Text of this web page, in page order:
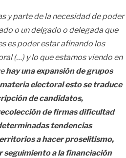
y parte de la necesidad de poder
o un delgado o delegada que
es poder estar afinando los
(…) y lo que estamos viendo en
hay una expansión de grupos
electoral esto se traduce
de candidatos,
de firmas dificultad
tendencias
a hacer proselitismo,
seguimiento a la financiación